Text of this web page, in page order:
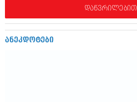
აპრილი 2012 (294)
მარტი 2012 (259)
იანვარი 2012 (322)
დაწვრილებით
ანეკდოტები